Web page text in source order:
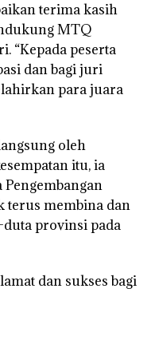
terima kasih
MTQ
“Kepada peserta
dan bagi juri
para juara
oleh
itu, ia
terus membina dan
provinsi pada
dan sukses bagi